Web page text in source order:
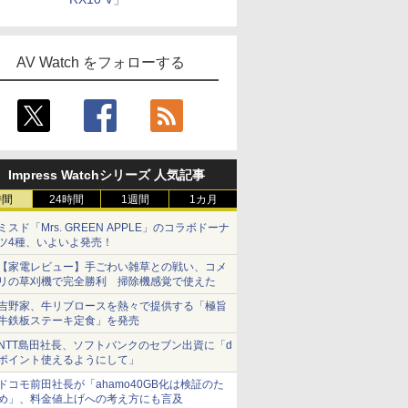
AV Watch をフォローする
Impress Watchシリーズ 人気記事
24時間 1週間 1カ月
スド「Mrs. GREEN APPLE」のコラボドーナ
4種、いよいよ発売！
家電レビュー】手ごわい雑草との戦い、コメ
の草刈機で完全勝利 掃除機感覚で使えた
野家、牛リブロースを熱々で提供する「極旨
鉄板ステーキ定食」を発売
島田社長、ソフトバンクのセブン出資に「d
イント使えるようにして」
コモ前田社長が「ahamo40GB化は検証のた
」、料金値上げへの考え方にも言及